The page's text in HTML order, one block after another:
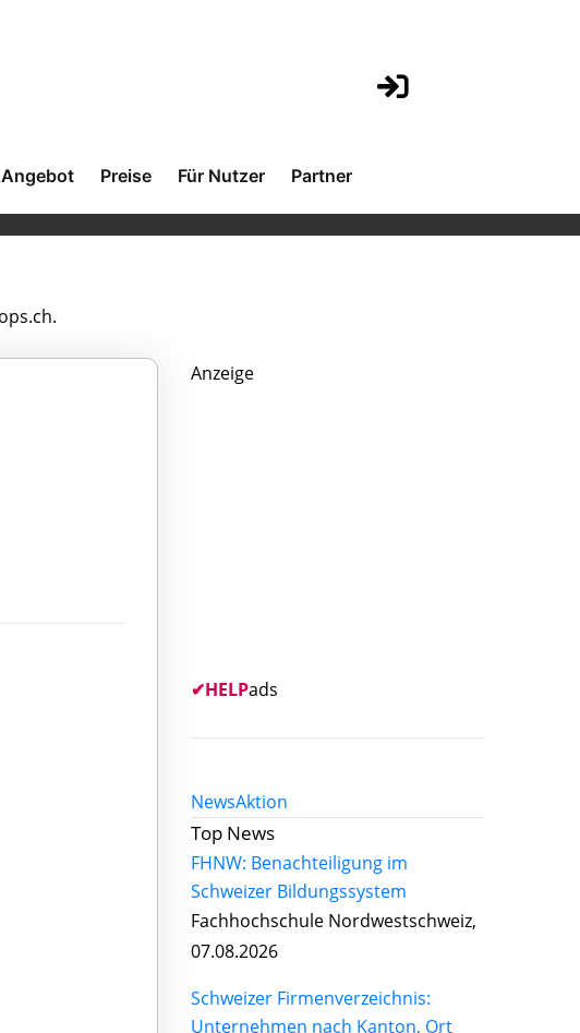
Angebot Preise Für Nutzer Partner
Anzeige
✔HELPads
NewsAktion
Top News
FHNW: Benachteiligung im
Schweizer Bildungssystem
Fachhochschule Nordwestschweiz,
07.08.2026
Schweizer Firmenverzeichnis:
Unternehmen nach Kanton, Ort